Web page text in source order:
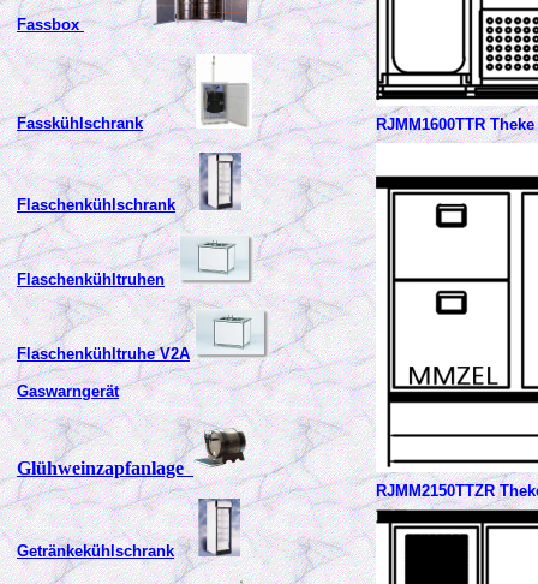
Fassbox
Fasskühlschrank
Flaschenkühlschrank
Flaschenkühltruhen
Flaschenkühltruhe V2A
Gaswarngerät
Glühweinzapfanlage
Getränkekühlschrank
RJMM1600TTR
RJMM2150TTZR